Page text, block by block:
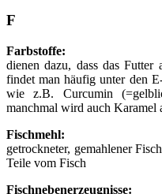
F
Farbstoffe:
dienen dazu, dass das Futter
findet man häufig unter den
wie z.B. Curcumin
manchmal wird auch Karamel
Fischmehl:
getrockneter, gemahlener
Teile vom Fisch
Fischnebenerzeugnisse: